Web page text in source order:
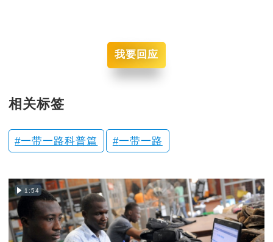
我要回应
相关标签
一带一路科普篇 一带一路
1:54